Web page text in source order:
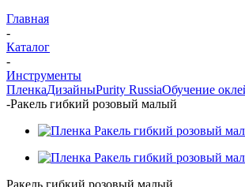
Главная
-
Каталог
-
Инструменты
ПленкаДизайныPurity RussiaОбучение
-Ракель гибкий розовый малый
Ракель гибкий розовый малый